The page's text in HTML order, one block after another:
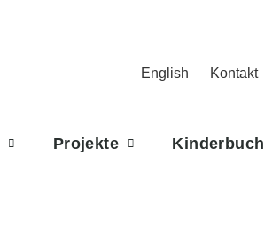
English Kontakt
Projekte Kinderbuch